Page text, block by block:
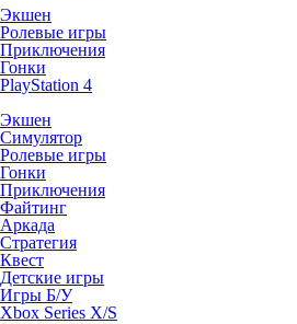
Экшен
Ролевые игры
Приключения
Гонки
PlayStation 4
Экшен
Симулятор
Ролевые игры
Гонки
Приключения
Файтинг
Аркада
Стратегия
Квест
Детские игры
Игры Б/У
Xbox Series X/S